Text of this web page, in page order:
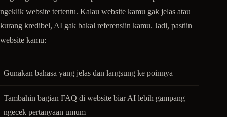
ngeklik website tertentu. Kalau website kamu gak jelas atau
kurang kredibel, AI gak bakal referensiin kamu. Jadi, pastiin
website kamu:
Gunakan bahasa yang jelas dan langsung ke poinnya
Tambahin bagian FAQ di website biar AI lebih gampang
ngecek pertanyaan umum